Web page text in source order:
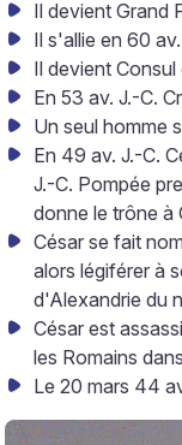
Il devient Grand
Il s'allie en 60
Il devient
En 53 av. J.-C.
Un seul homme
En 49 av. J.-C.
J.-C. Pompée
donne le trône à
César se fait
alors légiférer à
d'Alexandrie du
César est
les Romains
Le 20 mars 44